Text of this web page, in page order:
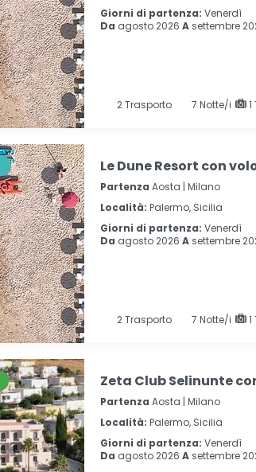
Giorni di partenza: Venerdì
Da agosto 2026 A settembre
2Trasporto 7 Notte/i
Le Dune Resort con
Partenza Aosta | Milano
Località: Palermo, Sicilia
Giorni di partenza: Venerdì
Da agosto 2026 A settembre
2Trasporto 7 Notte/i
Zeta Club Selinunte
Partenza Aosta | Milano
Località: Palermo, Sicilia
Giorni di partenza: Venerdì
Da agosto 2026 A settembre